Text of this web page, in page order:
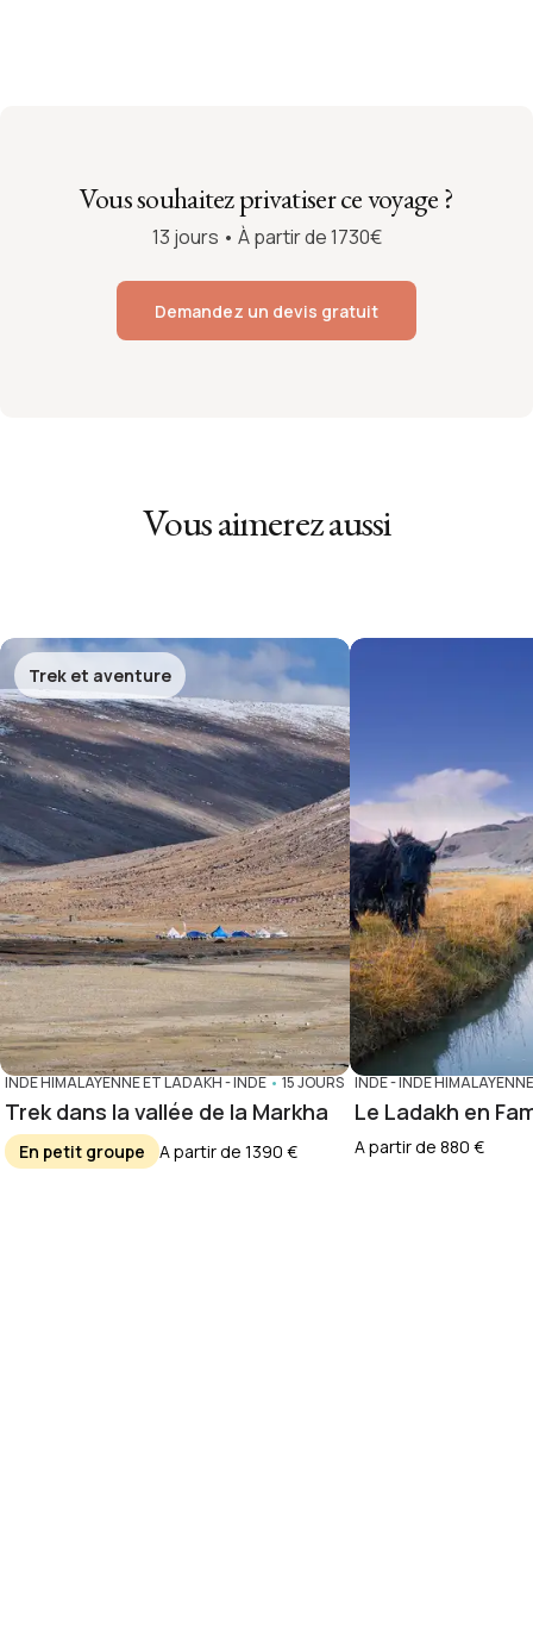
Vous souhaitez privatiser ce voyage ?
13 jours • À partir de 1730€
Demandez un devis gratuit
Vous aimerez aussi
Trek et aventure
INDE HIMALAYENNE ET LADAKH-INDE•15 JOURS
Trek dans la vallée de la Markha
En petit groupe A partir de 1390 €
INDE-INDE
Le Ladakh en
A partir de 880 €